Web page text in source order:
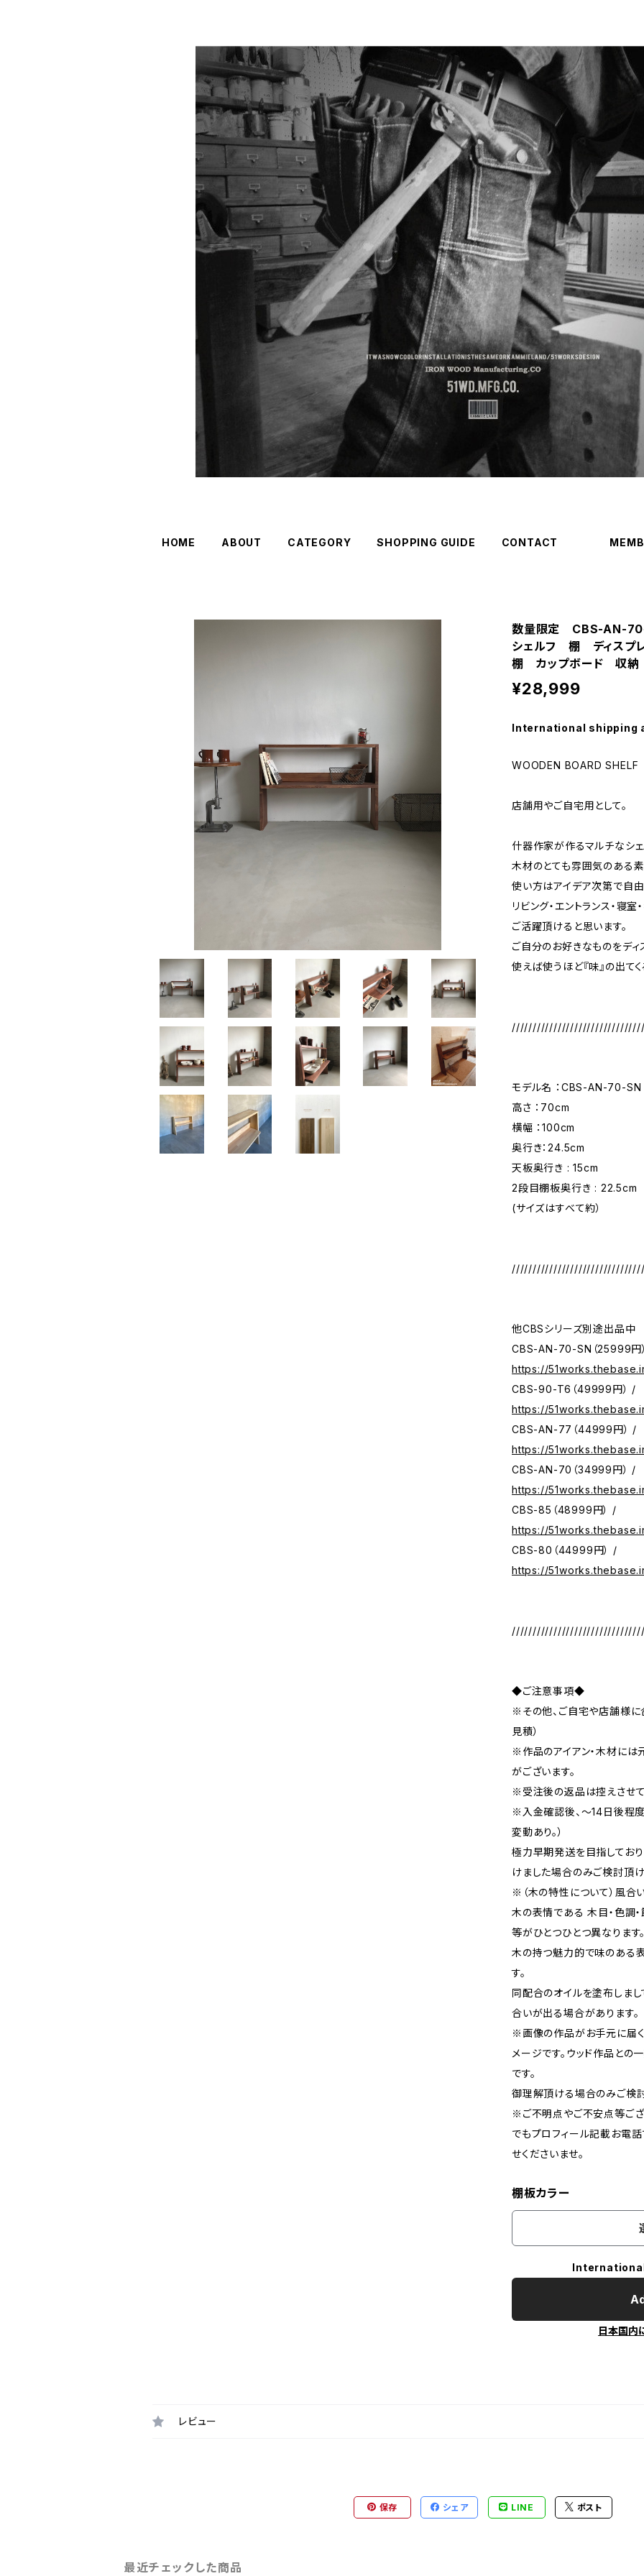
HOME ABOUT CATEGORY SHOPPING GUIDE CONTACT
数量限定 CBS-AN-
シェルフ 棚 ディスプ
棚 カップボード 収納
¥28,999
International shipping
WOODEN BOARD SHELF
店舗用やご自宅用として。
什器作家が作るマルチなシェ
木材のとても雰囲気のある素
使い方はアイデア次第で自由
リビング・エントランス・寝
ご活躍頂けると思います。
ご自分のお好きなものをディ
使えば使うほど『味』の出て
モデル名 ：CBS-AN-70-SN
高さ ：70cm
横幅 ：100cm
奥行き：24.5cm
天板奥行き : 15cm
2段目棚板奥行き : 22.5cm
(サイズはすべて約）
他CBSシリーズ別途出品中
CBS-AN-70-SN（25999円
https://
CBS-90-T6（49999円） /
https://
CBS-AN-77（44999円） /
https://
CBS-AN-70（34999円） /
https://
CBS-85（48999円） /
https://
CBS-80（44999円） /
https://
◆ご注意事項◆
※その他、ご自宅や店舗様に
見積）
※作品のアイアン・木材には
がございます。
※受注後の返品は控えさせて
※入金確認後、～14日後程度
変動あり。）
極力早期発送を目指してお
けました場合のみご検討頂け
※（木の特性について）風合
木の表情である 木目・色調・
等がひとつひとつ異なります。
木の持つ魅力的で味のある
す。
同配合のオイルを塗布しま
合いが出る場合があります。
※画像の作品がお手元に届
メージです。ウッド作品と
です。
御理解頂ける場合のみご検討
※ご不明点やご不安点等ご
でもプロフィール記載お電
せくださいませ。
棚板カラー
日本国内
レビュー
保存 シェア LINE ポスト
最近チェックした商品